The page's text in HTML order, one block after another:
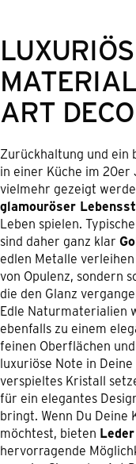
ART
Zurückhaltung und ein
in einer Küche im
vielmehr gezeigt
glamouröser
Leben spielen.
sind daher ganz klar
edlen Metalle
von Opulenz, sondern
die den Glanz
Edle Naturmaterialien
ebenfalls zu einem
feinen Oberflächen
luxuriöse Note in
verspieltes Kristall
für ein elegantes
bringt. Wenn Du Deine
möchtest, bieten
hervorragende